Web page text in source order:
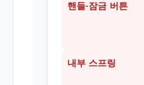
핸들·잠금 버튼
내부 스프링